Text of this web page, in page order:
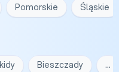
Pomorskie Śląskie
Bieszczady …